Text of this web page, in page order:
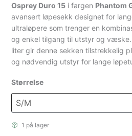
Osprey Duro 15 i fargen Phantom
avansert løpesekk designet for
ultraløpere som trenger en
og enkel tilgang til utstyr og væske.
liter gir denne sekken tilstrekkelig
og nødvendig utstyr for lange
Størrelse
1 på lager